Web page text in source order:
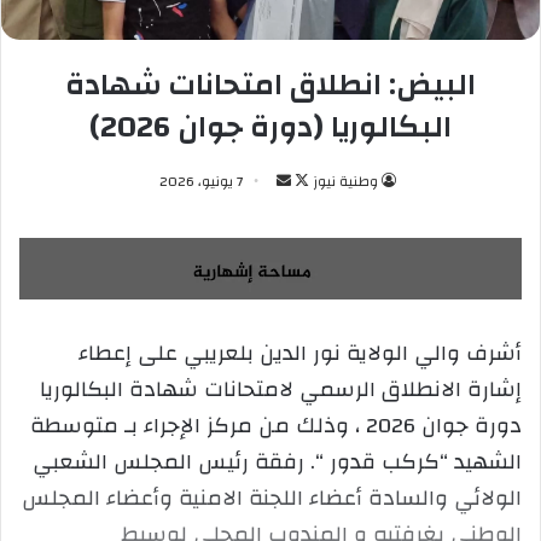
البيض: انطلاق امتحانات شهادة
البكالوريا (دورة جوان 2026)
وطنية نيوز
ت
ب
ع
ع
ى
X
س
ل
ب
ي
د
ل
ك
ت
7 يونيو، 2026
أشرف والي الولاية نور الدين بلعريبي على إعطاء
إشارة الانطلاق الرسمي لامتحانات شهادة البكالوريا
دورة جوان 2026 ، وذلك من مركز الإجراء بـ متوسطة
الشهيد “كركب قدور “. رفقة رئيس المجلس الشعبي
الولائي والسادة أعضاء اللجنة الامنية وأعضاء المجلس